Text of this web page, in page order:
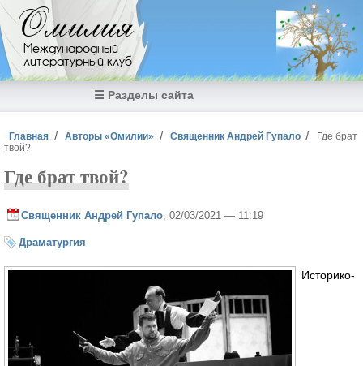
Перейти к основному содержанию
Омилия
Международный
литературный клуб
☰ Разделы сайта
Вы здесь
Главная Авторы «Омилии» Священник Андрей Гупало
Где брат
твой?
Где брат твой?
Священник Андрей Гупало , 02/03/2021 — 11:19
Драматургия
Историко-